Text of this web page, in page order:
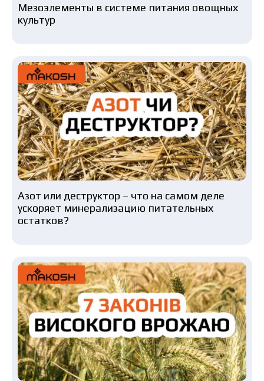
Мезоэлементы в системе питания овощных
культур
Азот или деструктор – что на самом деле
ускоряет минерализацию питательных
остатков?